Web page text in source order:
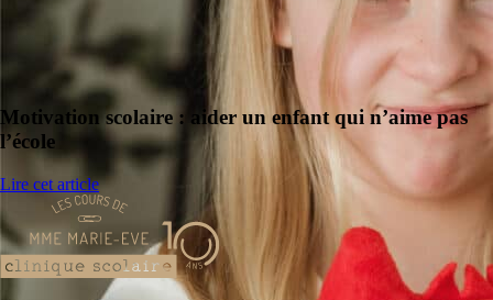
Motivation scolaire : aider un enfant qui n’aime pas
l’école
Lire cet article